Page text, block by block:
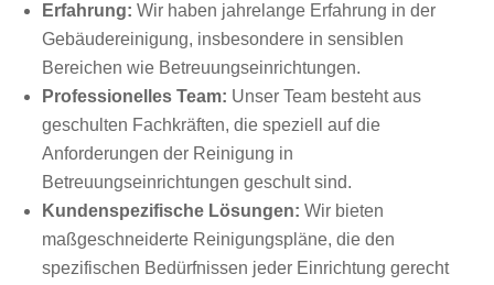
Erfahrung: Wir haben jahrelange Erfahrung in der
Gebäudereinigung, insbesondere in sensiblen
Bereichen wie Betreuungseinrichtungen.
Professionelles Team: Unser Team besteht aus
geschulten Fachkräften, die speziell auf die
Anforderungen der Reinigung in
Betreuungseinrichtungen geschult sind.
Kundenspezifische Lösungen: Wir bieten
maßgeschneiderte Reinigungspläne, die den
spezifischen Bedürfnissen jeder Einrichtung gerecht